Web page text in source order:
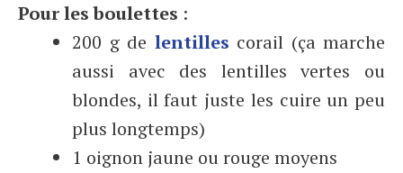
Pour les boulettes :
200 g de lentilles corail (ça marche
aussi avec des lentilles vertes ou
blondes, il faut juste les cuire un peu
plus longtemps)
1 oignon jaune ou rouge moyens